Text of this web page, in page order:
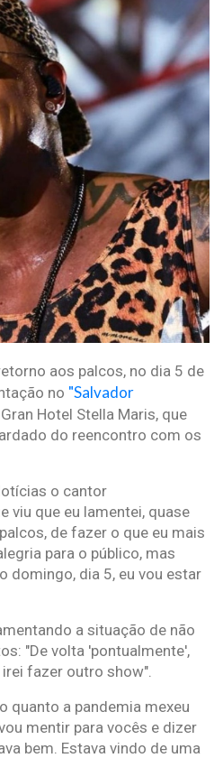
aos palcos, no dia 5 de
no "Salvador
Hotel Stella Maris, que
do reencontro com os
o cantor
viu que eu lamentei, quase
de fazer o que eu mais
para o público, mas
domingo, dia 5, eu vou estar
a situação de não
"De volta 'pontualmente',
fazer outro show".
quanto a pandemia mexeu
mentir para vocês e dizer
bem. Estava vindo de uma